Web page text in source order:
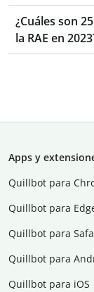
¿Cuáles son
la RAE en
Apps y
Quillbot para
Quillbot para
Quillbot para
Quillbot para
Quillbot para iOS